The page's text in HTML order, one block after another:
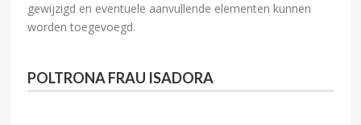
gewijzigd en eventuele aanvullende elementen kunnen
worden toegevoegd.
POLTRONA FRAU ISADORA